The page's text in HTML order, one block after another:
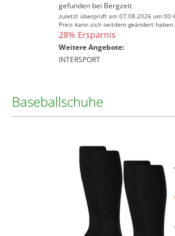
gefunden bei Bergzeit
zuletzt überprüft am 07.08.2026 um
Preis kann sich seitdem geändert haben.
28% Ersparnis
Weitere Angebote:
INTERSPORT
Baseballschuhe